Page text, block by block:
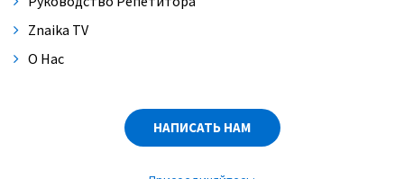
Znaika TV
О Нас
НАПИСАТЬ НАМ